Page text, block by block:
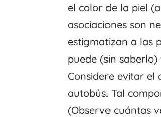
el color de la piel
asociaciones son
estigmatizan a las
puede (sin
Considere evitar el
autobús. Tal
(Observe cuántas